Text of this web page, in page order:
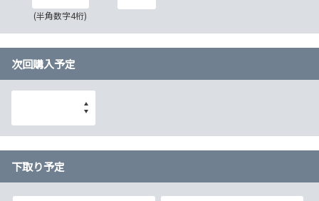
(半角数字4桁)
次回購入予定
下取り予定